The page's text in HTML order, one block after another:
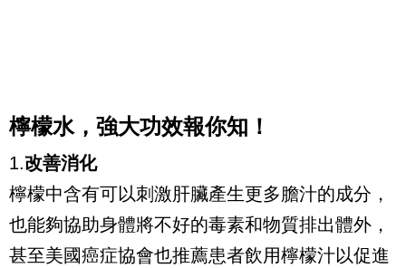
檸檬水，強大功效報你知！
1.改善消化
檸檬中含有可以刺激肝臟產生更多膽汁的成分，
也能夠協助身體將不好的毒素和物質排出體外，
甚至美國癌症協會也推薦患者飲用檸檬汁以促進